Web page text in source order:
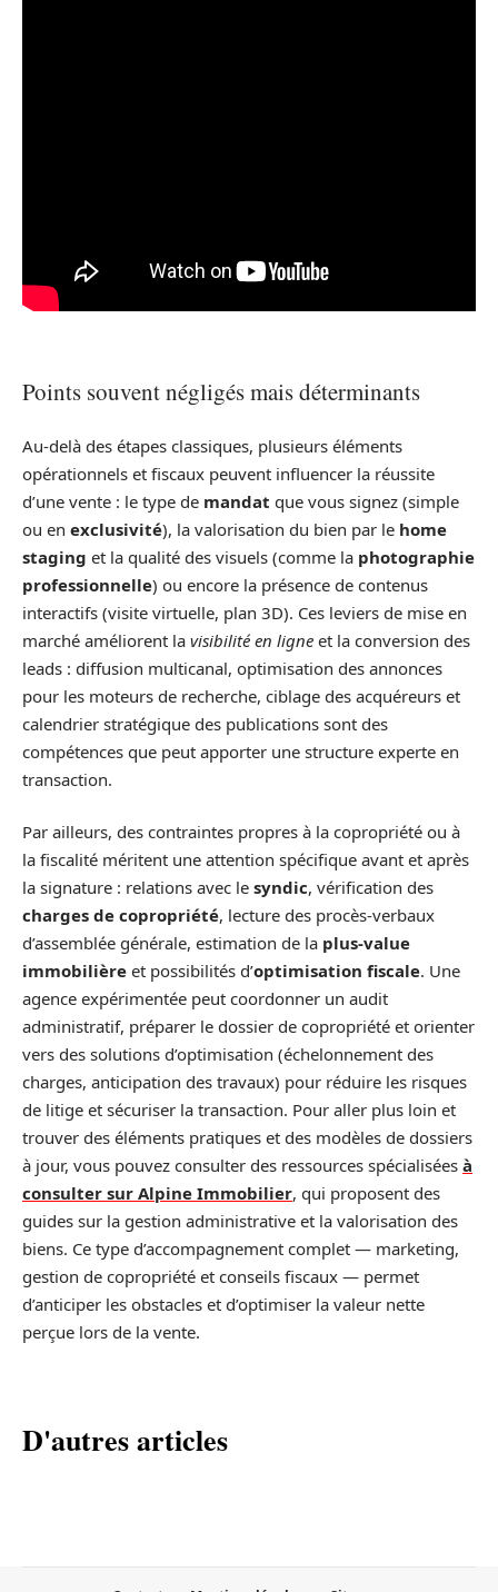
Points souvent négligés mais déterminants
Au-delà des étapes classiques, plusieurs éléments
opérationnels et fiscaux peuvent influencer la réussite
d’une vente : le type de mandat que vous signez (simple
ou en exclusivité), la valorisation du bien par le home
staging et la qualité des visuels (comme la photographie
professionnelle) ou encore la présence de contenus
interactifs (visite virtuelle, plan 3D). Ces leviers de mise en
marché améliorent la visibilité en ligne et la conversion des
leads : diffusion multicanal, optimisation des annonces
pour les moteurs de recherche, ciblage des acquéreurs et
calendrier stratégique des publications sont des
compétences que peut apporter une structure experte en
transaction.
Par ailleurs, des contraintes propres à la copropriété ou à
la fiscalité méritent une attention spécifique avant et après
la signature : relations avec le syndic, vérification des
charges de copropriété, lecture des procès-verbaux
d’assemblée générale, estimation de la plus-value
immobilière et possibilités d’optimisation fiscale. Une
agence expérimentée peut coordonner un audit
administratif, préparer le dossier de copropriété et orienter
vers des solutions d’optimisation (échelonnement des
charges, anticipation des travaux) pour réduire les risques
de litige et sécuriser la transaction. Pour aller plus loin et
trouver des éléments pratiques et des modèles de dossiers
à jour, vous pouvez consulter des ressources spécialisées à
consulter sur Alpine Immobilier, qui proposent des
guides sur la gestion administrative et la valorisation des
biens. Ce type d’accompagnement complet — marketing,
gestion de copropriété et conseils fiscaux — permet
d’anticiper les obstacles et d’optimiser la valeur nette
perçue lors de la vente.
D'autres articles